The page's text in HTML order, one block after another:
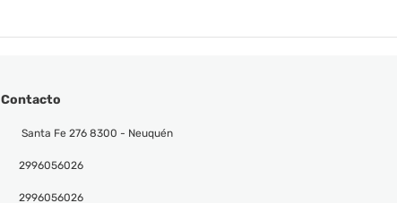
Contacto
Santa Fe 276 8300 - Neuquén
2996056026
2996056026